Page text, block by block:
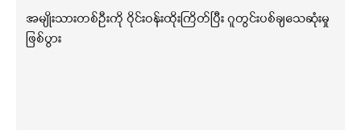
အမျိုးသားတစ်ဦးကို ဝိုင်းဝန်းထိုးကြိတ်ပြီး ဂူတွင်းပစ်ချသေဆုံးမှု
ဖြစ်ပွား